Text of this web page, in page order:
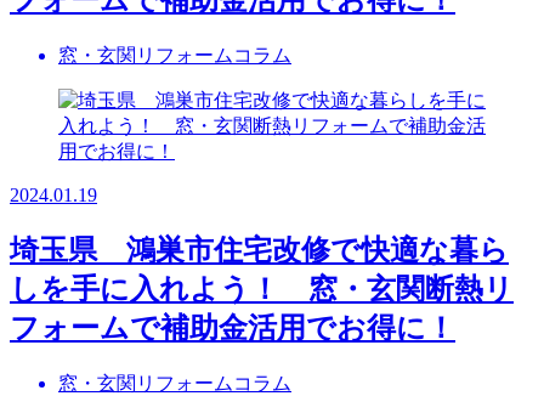
窓・玄関リフォームコラム
2024.01.19
埼玉県 鴻巣市住宅改修で快適な暮ら
しを手に入れよう！ 窓・玄関断熱リ
フォームで補助金活用でお得に！
窓・玄関リフォームコラム